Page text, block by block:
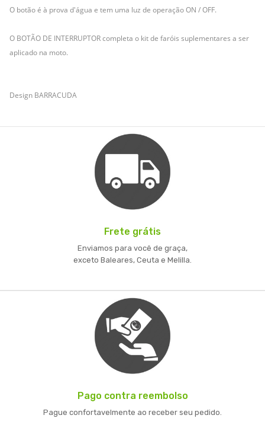
O botão é à prova d'água e tem uma luz de operação ON / OFF.
O BOTÃO DE INTERRUPTOR completa o kit de faróis suplementares a ser
aplicado na moto.
Design BARRACUDA
Frete grátis
Enviamos para você de graça,
exceto Baleares, Ceuta e Melilla.
Pago contra reembolso
Pague confortavelmente ao receber seu pedido.